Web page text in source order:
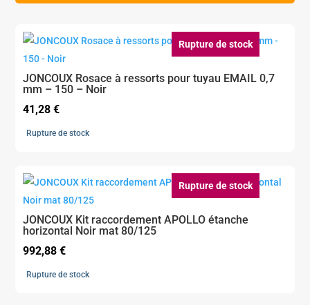
Rupture de stock
JONCOUX Rosace à ressorts pour tuyau EMAIL 0,7
mm – 150 – Noir
41,28€
Rupture de stock
Rupture de stock
JONCOUX Kit raccordement APOLLO étanche
horizontal Noir mat 80/125
992,88€
Rupture de stock